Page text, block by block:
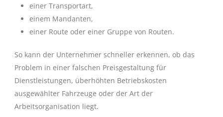
einer Transportart,
einem Mandanten,
einer Route oder einer Gruppe von Routen.
So kann der Unternehmer schneller erkennen, ob das
Problem in einer falschen Preisgestaltung für
Dienstleistungen, überhöhten Betriebskosten
ausgewählter Fahrzeuge oder der Art der
Arbeitsorganisation liegt.